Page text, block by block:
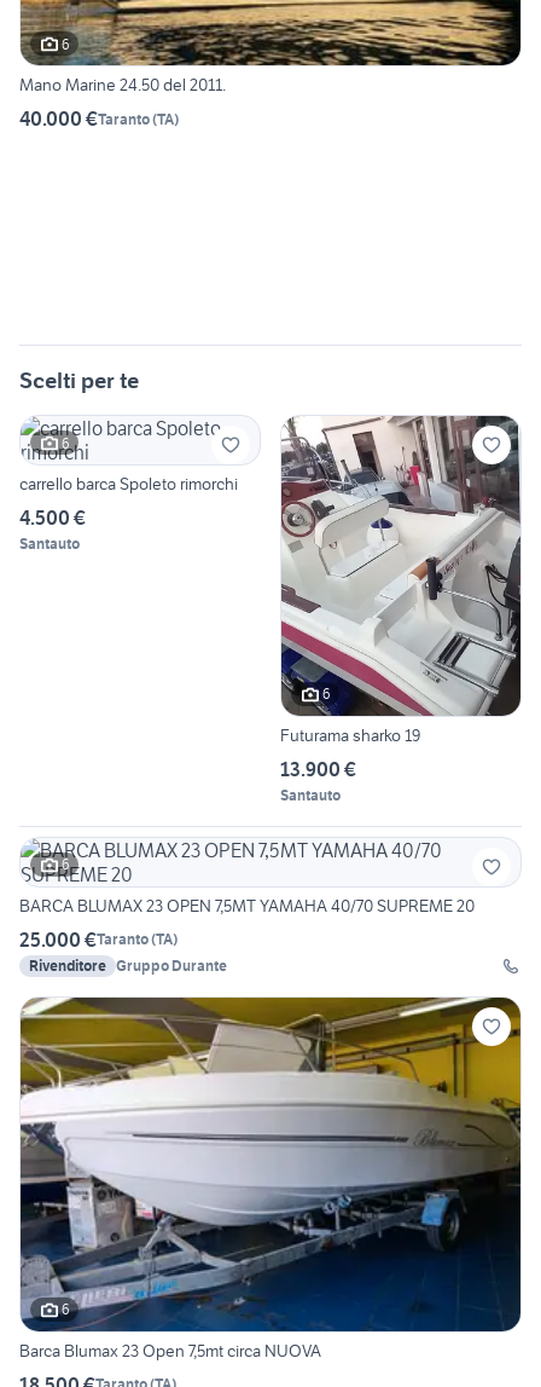
6
Mano Marine 24.50 del 2011.
40.000 €Taranto(TA)
Scelti per te
6
carrello barca Spoleto rimorchi
4.500 €
Santauto
6
Futurama sharko 19
13.900 €
Santauto
6
BARCA BLUMAX 23 OPEN 7,5MT YAMAHA 40/70 SUPREME 20
25.000 €Taranto(TA)
Rivenditore Gruppo Durante
6
Barca Blumax 23 Open 7,5mt circa NUOVA